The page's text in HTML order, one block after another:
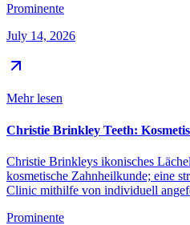
Prominente
July 14, 2026
Mehr lesen
Christie Brinkley Teeth:
Christie Brinkleys ikonisches
kosmetische Zahnheilkunde; eine
Clinic mithilfe von individuell
Prominente